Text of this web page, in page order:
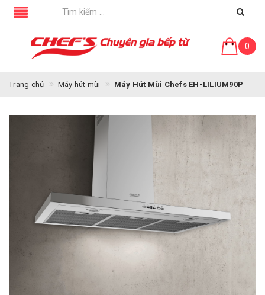
0
Trang chủ Máy hút mùi Máy Hút Mùi Chefs EH-LILIUM90P